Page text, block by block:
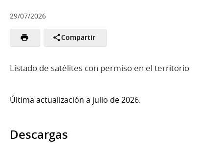
29/07/2026
Compartir
Listado de satélites con permiso en el territorio
Última actualización a julio de 2026.
Descargas